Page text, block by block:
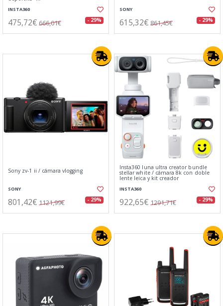
INSTA360
475,72€ 666,01€ - 29%
SONY
615,32€ 861,45€ - 29%
Sony zv-1 ii / cámara vlogging
SONY
801,42€ 1121,99€ - 29%
Insta360 luna ultra creator bundle
stellar white / cámara 8k con doble
lente leica y kit creador
INSTA360
922,65€ 1291,71€ - 29%